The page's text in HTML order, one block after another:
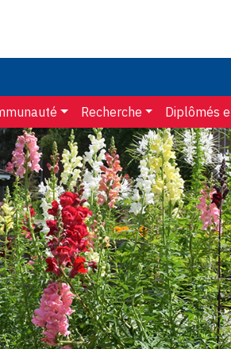
Recherche Diplômés